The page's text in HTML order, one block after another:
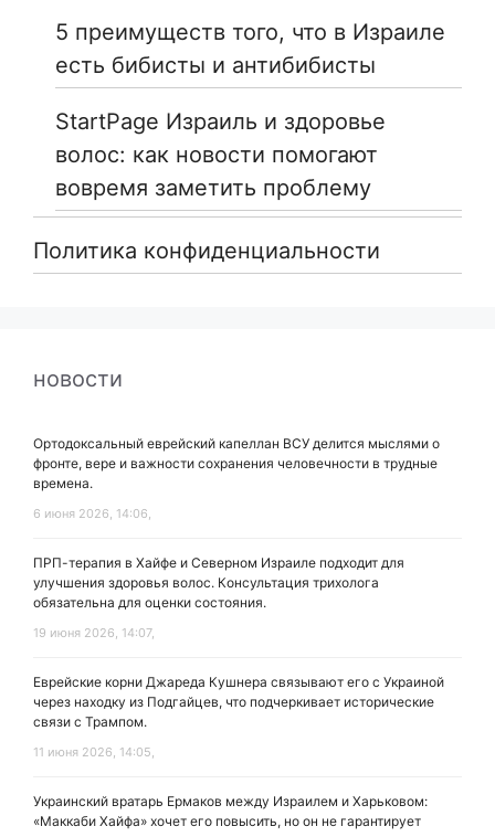
5 преимуществ того, что в Израиле
есть бибисты и антибибисты
StartPage Израиль и здоровье
волос: как новости помогают
вовремя заметить проблему
Политика конфиденциальности
новости
Ортодоксальный еврейский капеллан ВСУ делится мыслями о
фронте, вере и важности сохранения человечности в трудные
времена.
6 июня 2026, 14:06,
ПРП-терапия в Хайфе и Северном Израиле подходит для
улучшения здоровья волос. Консультация трихолога
обязательна для оценки состояния.
19 июня 2026, 14:07,
Еврейские корни Джареда Кушнера связывают его с Украиной
через находку из Подгайцев, что подчеркивает исторические
связи с Трампом.
11 июня 2026, 14:05,
Украинский вратарь Ермаков между Израилем и Харьковом:
«Маккаби Хайфа» хочет его повысить, но он не гарантирует